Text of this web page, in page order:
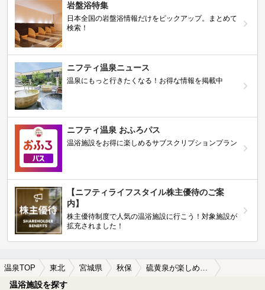
岩盤浴特集
日本全国の岩盤浴情報だけをピックアップ。まとめて
検索！
ニフティ温泉ニュース
温泉にもっと行きたくなる！お得な情報を掲載中
ニフティ温泉 おふろパス
温浴施設をお得に楽しめるサブスクリプションプラン
【ニフティライフスタイル株主優待のご案
内】
株主優待制度で人気の温浴施設に行こう！対象施設が
拡充されました！
温泉TOP 東北 宮城県 秋保 硫黄泉が楽しめる秋保の温泉、日帰り温泉、スーパー銭湯おすすめ
温浴施設を探す